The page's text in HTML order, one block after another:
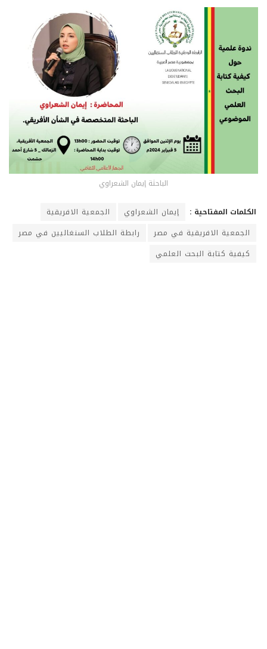
الباحثة إيمان الشعراوي
الكلمات المفتاحية : إيمان الشعراوي
الجمعية الافريقية
الجمعية الافريقية في مصر
رابطة الطلاب السنغاليين في مصر
كيفية كتابة البحث العلمي